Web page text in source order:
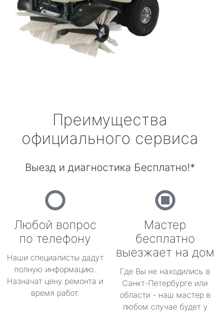
Преимущества
официального сервиса
Выезд и диагностика Бесплатно!*
Любой вопрос
по телефону
Наши специалисты дадут
полную информацию.
Назначат цену ремонта и
время работ.
Мастер
бесплатно
выезжает на дом
Где Вы не находились в
Санкт-Петербурге или
области - наш мастер в
любом случае будет у